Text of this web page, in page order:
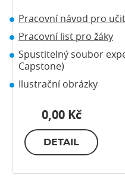
Pracovní návod pro
Pracovní list pro žáky
Spustitelný soubor
Capstone)
Ilustrační obrázky
0,00 Kč
DETAIL